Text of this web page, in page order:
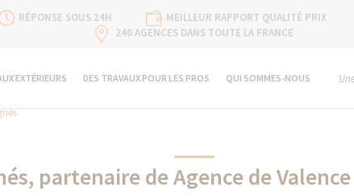
RÉPONSE SOUS 24H MEILLEUR RAPPORT QUALITÉ PRIX
240 AGENCES DANS TOUTE LA FRANCE
EXTÉRIEURS DES TRAVAUX POUR LES PROS QUI SOMMES-NOUS
partenaire de Agence de